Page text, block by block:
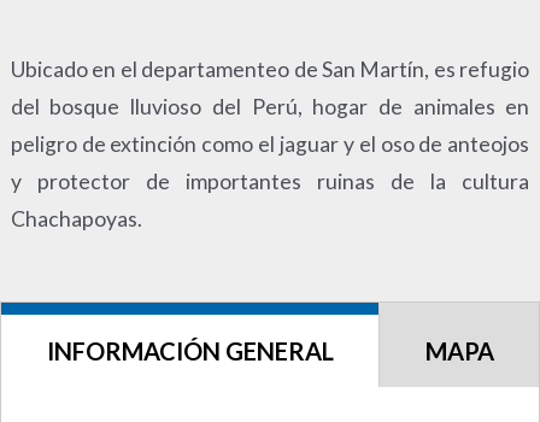
Ubicado en el departamenteo de San Martín, es refugio
del bosque lluvioso del Perú, hogar de animales en
peligro de extinción como el jaguar y el oso de anteojos
y protector de importantes ruinas de la cultura
Chachapoyas.
INFORMACIÓN GENERAL MAPA